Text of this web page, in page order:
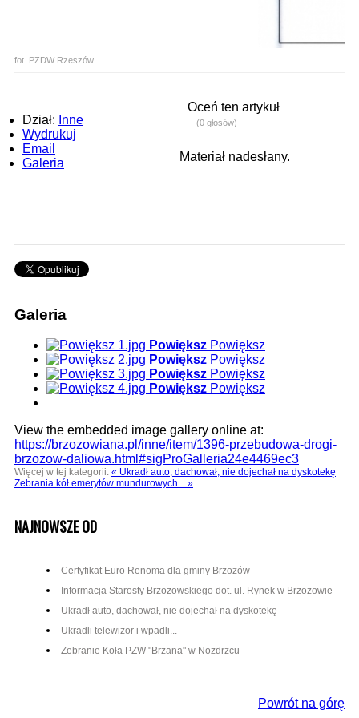
fot. PZDW Rzeszów
Dział: Inne
Wydrukuj
Email
Galeria
Oceń ten artykuł
(0 głosów)
Materiał nadesłany.
Galeria
Powiększ Powiększ
Powiększ Powiększ
Powiększ Powiększ
Powiększ Powiększ
View the embedded image gallery online at:
https://brzozowiana.pl/inne/item/1396-przebudowa-drogi-
brzozow-daliowa.html#sigProGalleria24e4469ec3
Więcej w tej kategorii: « Ukradł auto, dachował, nie dojechał na dyskotekę
Zebrania kół emerytów mundurowych... »
NAJNOWSZE OD
Certyfikat Euro Renoma dla gminy Brzozów
Informacja Starosty Brzozowskiego dot. ul. Rynek w Brzozowie
Ukradł auto, dachował, nie dojechał na dyskotekę
Ukradli telewizor i wpadli...
Zebranie Koła PZW "Brzana" w Nozdrzcu
Powrót na górę